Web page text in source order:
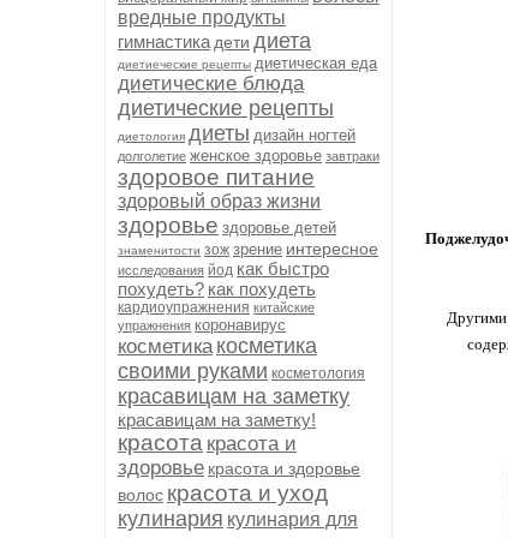
вредные продукты
гимнастика дети диета
диетиеческие рецепты диетическая еда
диетические блюда
диетические рецепты
диетология диеты дизайн ногтей
долголетие женское здоровье завтраки
здоровое питание
здоровый образ жизни
здоровье здоровье детей
знаменитости зож зрение интересное
исследования йод как быстро
похудеть? как похудеть
кардиоупражнения китайские
упражнения коронавирус
косметика косметика
своими руками косметология
красавицам на заметку
красавицам на заметку!
красота красота и
здоровье красота и здоровье
волос красота и уход
кулинария кулинария для
Другими